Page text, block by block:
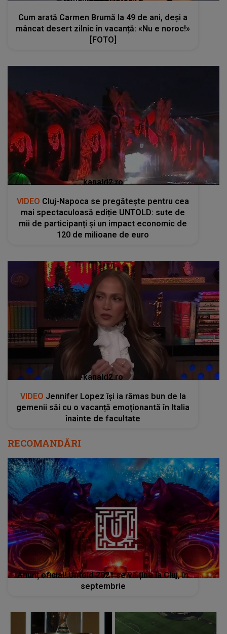
Cum arată Carmen Brumă la 49 de ani, deși a
mâncat desert zilnic în vacanță: «Nu e noroc!»
[FOTO]
kanald2.ro
VIDEO Cluj-Napoca se pregătește pentru cea
mai spectaculoasă ediție UNTOLD: sute de
mii de participanți și un impact economic de
120 de milioane de euro
kanald2.ro
VIDEO Jennifer Lopez își ia rămas bun de la
gemenii săi cu o vacanță emoționantă în Italia
înainte de facultate
RECOMANDĂRI
Anunț oficial! Untold 2021 se va ține la Cluj, în
septembrie